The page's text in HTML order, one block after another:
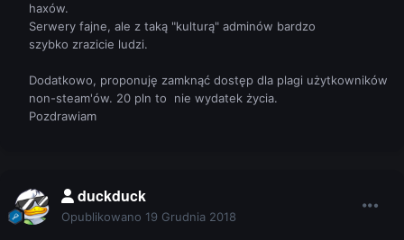
haxów.
Serwery fajne, ale z taką "kulturą" adminów bardzo
szybko zrazicie ludzi.
Dodatkowo, proponuję zamknąć dostęp dla plagi użytkowników
non-steam'ów. 20 pln to nie wydatek życia.
Pozdrawiam
duckduck
Opublikowano 19 Grudnia 2018